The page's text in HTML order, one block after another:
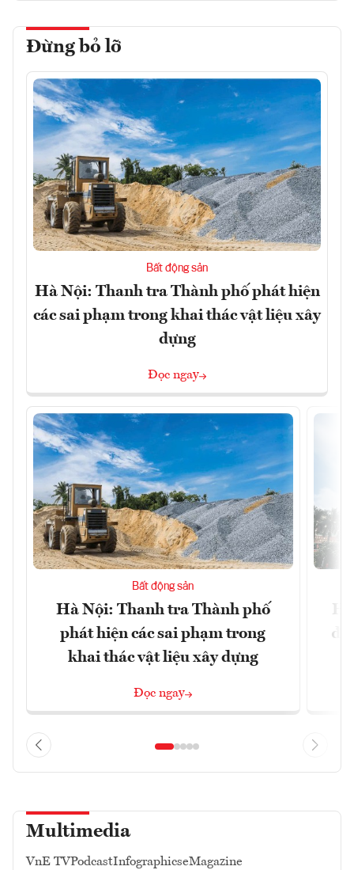
Đừng bỏ lỡ
Bất động sản
Hà Nội: Thanh tra Thành phố phát hiện
các sai phạm trong khai thác vật liệu xây
dựng
Đọc ngay
Bất động sản
Hà Nội: Thanh tra Thành phố
phát hiện các sai phạm trong
khai thác vật liệu xây dựng
Đọc ngay
Multimedia
VnE TVPodcastInfographicseMagazine